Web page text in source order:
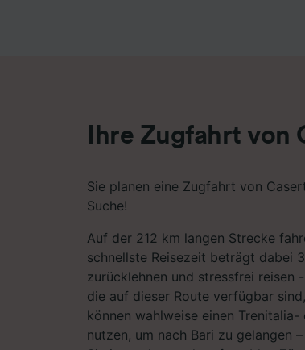
Ihre Zugfahrt von
Sie planen eine Zugfahrt von
Suche!
Auf der 212 km langen Strecke
schnellste Reisezeit beträgt dabei
zurücklehnen und stressfrei reisen
die auf dieser Route verfügbar
können wahlweise einen
nutzen, um nach Bari zu gelangen